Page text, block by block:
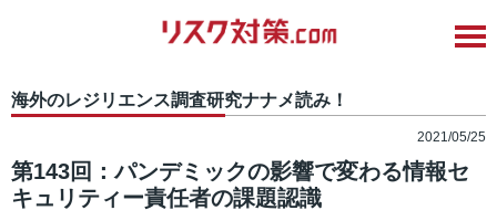
海外のレジリエンス調査研究ナナメ読み！
2021/05/25
第143回：パンデミックの影響で変わる情報セ
キュリティー責任者の課題認識